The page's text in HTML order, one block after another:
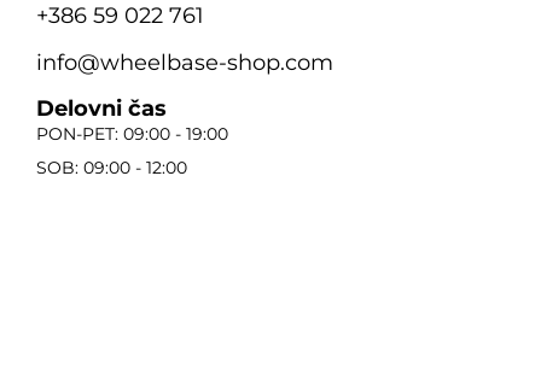
+386 59 022 761
info@wheelbase-shop.com
Delovni čas
PON-PET: 09:00 - 19:00
SOB: 09:00 - 12:00